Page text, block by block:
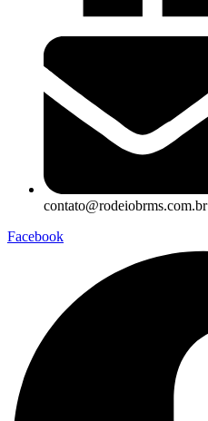
contato@rodeiobrms.com.br
Facebook